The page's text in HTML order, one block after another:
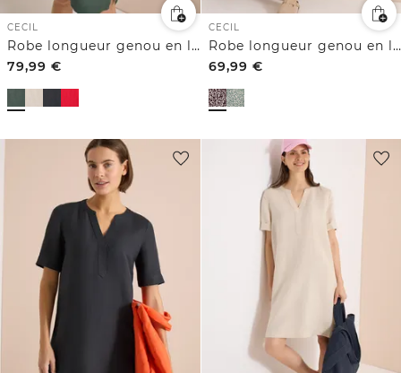
CECIL
Robe longueur genou en lin mélangé
79,99 €
CECIL
Robe longueur genou en lin mélangé avec imprimé
69,99 €